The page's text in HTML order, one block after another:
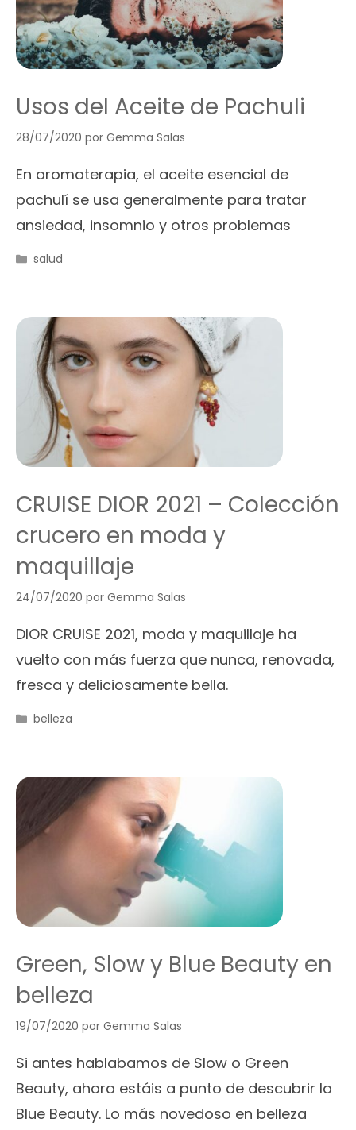
Usos del Aceite de Pachuli
28/07/2020 por Gemma Salas
En aromaterapia, el aceite esencial de
pachulí se usa generalmente para tratar
ansiedad, insomnio y otros problemas
Categorías
salud
CRUISE DIOR 2021 – Colección
crucero en moda y
maquillaje
24/07/2020 por Gemma Salas
DIOR CRUISE 2021, moda y maquillaje ha
vuelto con más fuerza que nunca, renovada,
fresca y deliciosamente bella.
Categorías
belleza
Green, Slow y Blue Beauty en
belleza
19/07/2020 por Gemma Salas
Si antes hablabamos de Slow o Green
Beauty, ahora estáis a punto de descubrir la
Blue Beauty. Lo más novedoso en belleza